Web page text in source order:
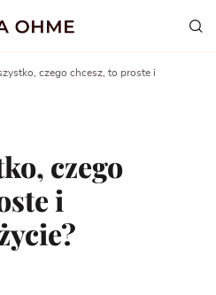
czego chcesz, to proste i
czego
i